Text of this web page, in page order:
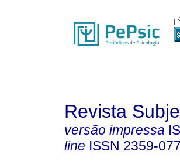
Revista
versão impressa
line ISSN 2359-